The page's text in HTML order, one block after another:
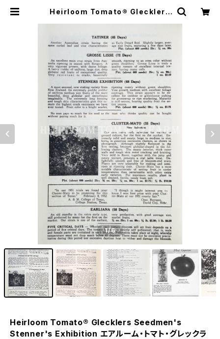
Heirloom Tomato® Glecklers
ズ・シードマンズ・ステンナーズ・エキ
ジビション | Heirloom Tomato F
arm
1/6
Heirloom Tomato® Glecklers Seedmen's
Stenner's Exhibition エアルーム・トマト・グレックラ